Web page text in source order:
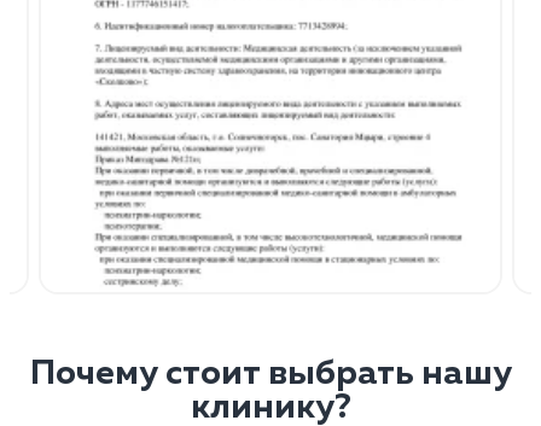
Почему стоит выбрать нашу
клинику?